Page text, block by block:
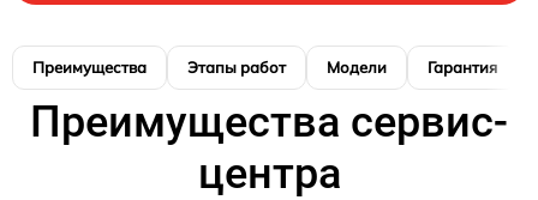
Преимущества Этапы работ Модели Гарантия
Преимущества сервис-
центра